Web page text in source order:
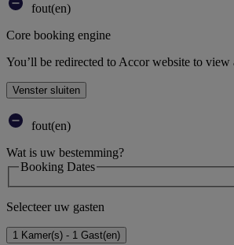
fout(en)
Core booking engine
You’ll be redirected to Accor website to
Venster sluiten
fout(en)
Wat is uw bestemming?
Booking Dates
Selecteer uw gasten
1 Kamer(s) - 1 Gast(en)